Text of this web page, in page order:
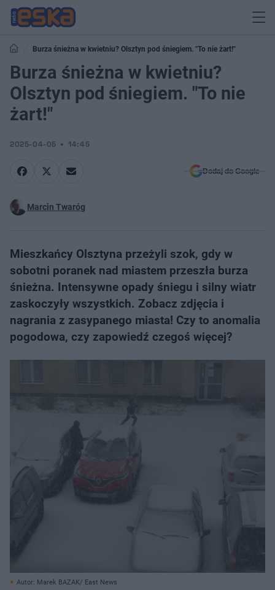
Burza śnieżna w kwietniu? Olsztyn pod śniegiem. "To nie żart!"
Burza śnieżna w kwietniu?
Olsztyn pod śniegiem. "To nie
żart!"
2025-04-05 14:45
Dodaj do Google
Marcin Twaróg
Mieszkańcy Olsztyna przeżyli szok, gdy w
sobotni poranek nad miastem przeszła burza
śnieżna. Intensywne opady śniegu i silny wiatr
zaskoczyły wszystkich. Zobacz zdjęcia i
nagrania z zasypanego miasta! Czy to anomalia
pogodowa, czy zapowiedź czegoś więcej?
Autor: Marek BAZAK/ East News